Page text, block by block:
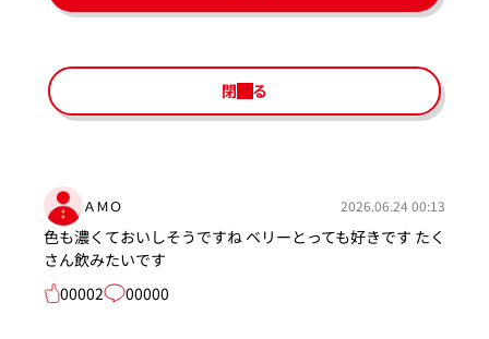
閉じる
ＡＭＯ 2026.06.24 00:13
色も濃くておいしそうですね ベリーとっても好きです たく
さん飲みたいです
00002
00000